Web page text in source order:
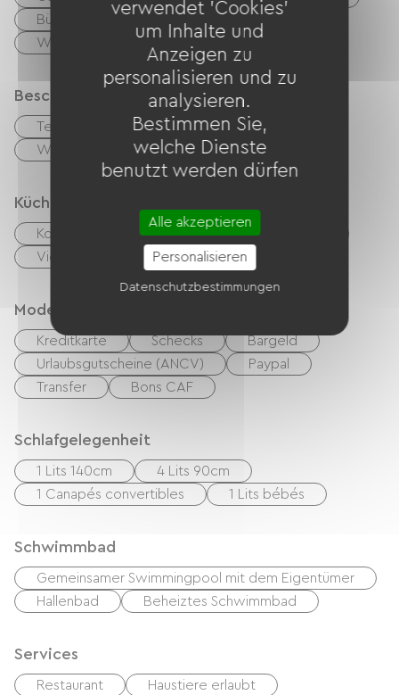
Bügelausrüstung
Wäschetrockner
Beschreibung
Terrasse
Privates, umzäuntes Gelände
Wohnzimmer / Aufenthaltsraum
Küche
Kochnische Cuisinière
Mikrowelle
Vier
Hotte strebt Kühlschrank
Modes de paiement
Kreditkarte Schecks
Bargeld
Urlaubsgutscheine (ANCV)
Paypal
Transfer
Bons CAF
Schlafgelegenheit
1 Lits 140cm
4 Lits 90cm
1 Canapés convertibles
1 Lits bébés
Schwimmbad
Gemeinsamer Swimmingpool mit dem Eigentümer
Hallenbad
Beheiztes Schwimmbad
Services
Restaurant
Haustiere erlaubt
verwendet 'Cookies'
um Inhalte und
Anzeigen zu
personalisieren und zu
analysieren.
Bestimmen Sie,
welche Dienste
benutzt werden dürfen
Alle akzeptieren
Personalisieren
Datenschutzbestimmungen